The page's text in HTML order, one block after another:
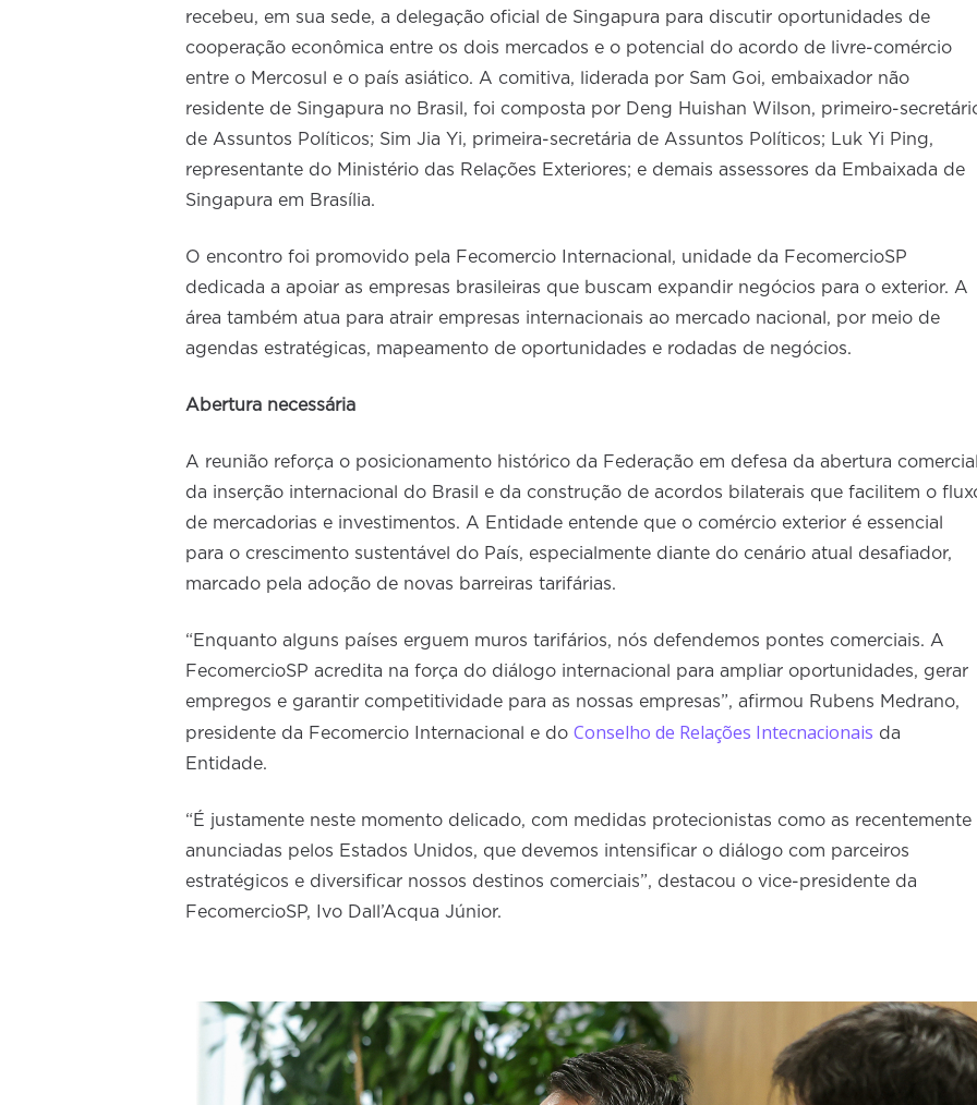
recebeu, em sua sede, a delegação oficial de Singapura para discutir oportunidades de
cooperação econômica entre os dois mercados e o potencial do acordo de livre-comércio
entre o Mercosul e o país asiático. A comitiva, liderada por Sam Goi, embaixador não
residente de Singapura no Brasil, foi composta por Deng Huishan Wilson, primeiro-
de Assuntos Políticos; Sim Jia Yi, primeira-secretária de Assuntos Políticos; Luk Yi Ping,
representante do Ministério das Relações Exteriores; e demais assessores da Embaixada de
Singapura em Brasília.
O encontro foi promovido pela Fecomercio Internacional, unidade da FecomercioSP
dedicada a apoiar as empresas brasileiras que buscam expandir negócios para o exterior. A
área também atua para atrair empresas internacionais ao mercado nacional, por meio de
agendas estratégicas, mapeamento de oportunidades e rodadas de negócios.
Abertura necessária
A reunião reforça o posicionamento histórico da Federação em defesa da abertura
da inserção internacional do Brasil e da construção de acordos bilaterais que facilitem o
de mercadorias e investimentos. A Entidade entende que o comércio exterior é essencial
para o crescimento sustentável do País, especialmente diante do cenário atual desafiador,
marcado pela adoção de novas barreiras tarifárias.
“Enquanto alguns países erguem muros tarifários, nós defendemos pontes comerciais. A
FecomercioSP acredita na força do diálogo internacional para ampliar oportunidades, gerar
empregos e garantir competitividade para as nossas empresas”, afirmou Rubens Medrano,
presidente da Fecomercio Internacional e do Conselho de Relações Intecnacionais da
Entidade.
“É justamente neste momento delicado, com medidas protecionistas como as recentemente
anunciadas pelos Estados Unidos, que devemos intensificar o diálogo com parceiros
estratégicos e diversificar nossos destinos comerciais”, destacou o vice-presidente da
FecomercioSP, Ivo Dall’Acqua Júnior.